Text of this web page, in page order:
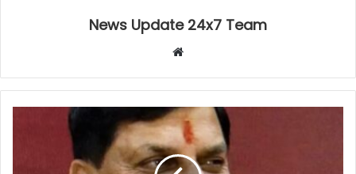
News Update 24x7 Team
Website